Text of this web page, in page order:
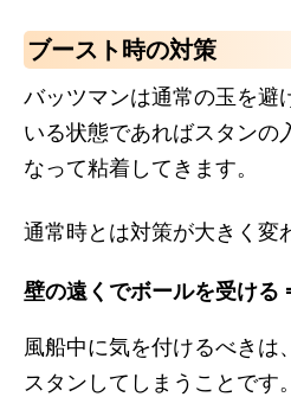
ブースト時の対策
バッツマンは通常の玉を避
いる状態であればスタンの
なって粘着してきます。
通常時とは対策が大きく変
壁の遠くでボールを受ける
風船中に気を付けるべきは
スタンしてしまうことです。